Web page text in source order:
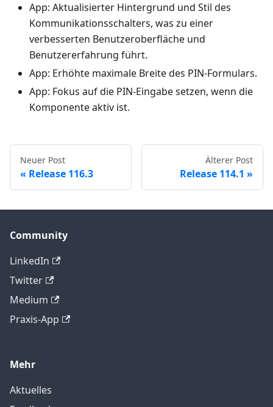
App: Aktualisierter Hintergrund und Stil des
Kommunikationsschalters, was zu einer
verbesserten Benutzeroberfläche und
Benutzererfahrung führt.
App: Erhöhte maximale Breite des PIN-Formulars.
App: Fokus auf die PIN-Eingabe setzen, wenn die
Komponente aktiv ist.
Neuer Post
Release 116.3
Älterer Post
Release 114.1
Community
LinkedIn
Twitter
Medium
Praxis-App
Mehr
Aktuelles